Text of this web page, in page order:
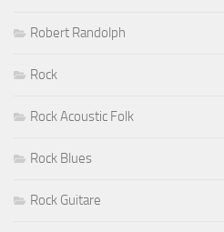
Robert Randolph
Rock
Rock Acoustic Folk
Rock Blues
Rock Guitare